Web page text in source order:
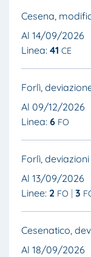
Cesena,
Al 14/09/2026
Linea: 41 CE
Forlì,
Al 09/12/2026
Linea: 6 FO
Forlì,
Al 13/09/2026
Linee: 2 FO 3
Cesenatico,
Al 18/09/2026